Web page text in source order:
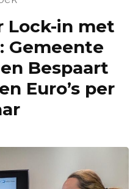
Lock-in met
Gemeente
Bespaart
Euro’s per